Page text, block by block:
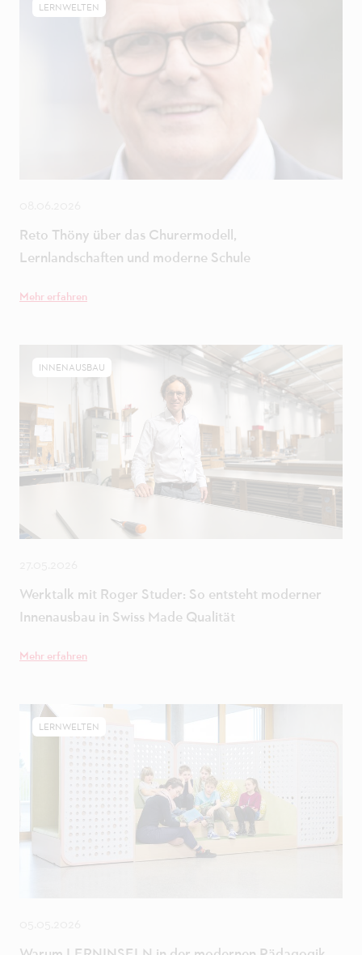
LERNWELTEN
Reto Thöny über das Churermodell,
Lernlandschaften und moderne Schule
Mehr erfahren
INNENAUSBAU
Werktalk mit Roger Studer: So entsteht moderner
Innenausbau in Swiss Made Qualität
Mehr erfahren
LERNWELTEN